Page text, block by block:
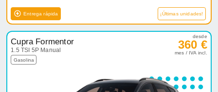
Entrega rápida ¡Últimas unidades!
Cupra Formentor
1.5 TSI 5P Manual
Gasolina
desde
360 €
mes / IVA incl.